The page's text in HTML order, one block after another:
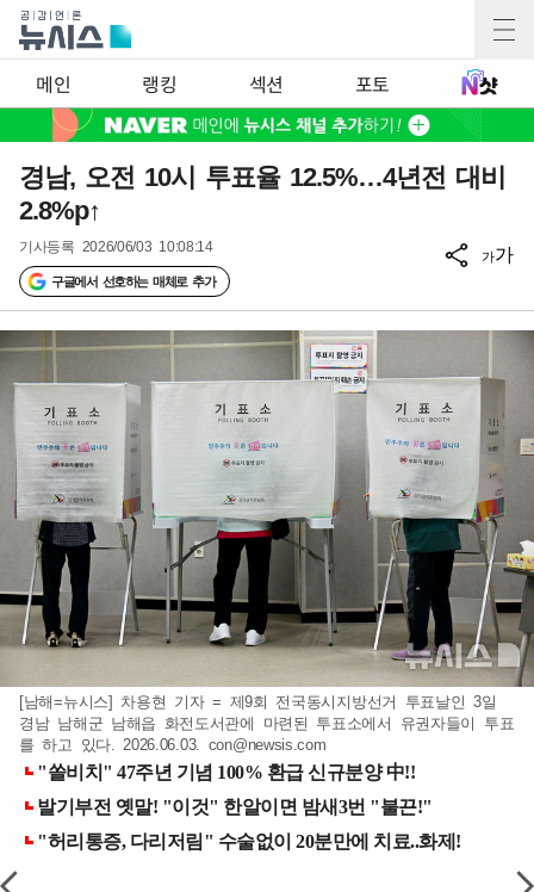
메인 랭킹 섹션 포토
경남, 오전 10시 투표율 12.5%…4년전 대비
2.8%p↑
기사등록 2026/06/03 10:08:14
구글에서 선호하는 매체로 추가
가가
[남해=뉴시스] 차용현 기자 = 제9회 전국동시지방선거 투표날인 3일
경남 남해군 남해읍 화전도서관에 마련된 투표소에서 유권자들이 투표
를 하고 있다. 2026.06.03. con@newsis.com